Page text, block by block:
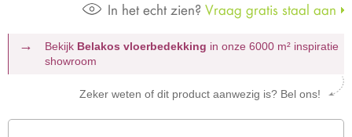
In het echt zien? Vraag gratis staal aan
Bekijk Belakos vloerbedekking in onze 6000 m² inspiratie
showroom
Zeker weten of dit product aanwezig is? Bel ons!